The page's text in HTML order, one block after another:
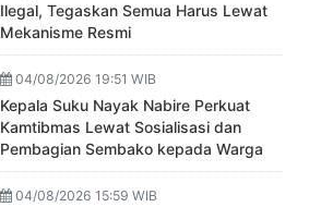
Ilegal, Tegaskan Semua Harus Lewat
Mekanisme Resmi
04/08/2026 19:51 WIB
Kepala Suku Nayak Nabire Perkuat
Kamtibmas Lewat Sosialisasi dan
Pembagian Sembako kepada Warga
04/08/2026 15:59 WIB